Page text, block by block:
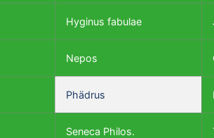
Hyginus fabulae
Nepos
Phädrus
Seneca Philos.